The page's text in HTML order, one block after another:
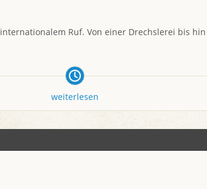
Ruf. Von einer Drechslerei bis
weiterlesen